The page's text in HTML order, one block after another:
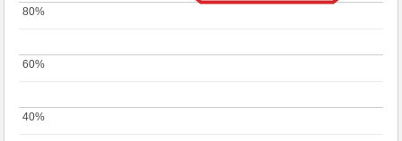
40%
40%
60%
60%
80%
80%